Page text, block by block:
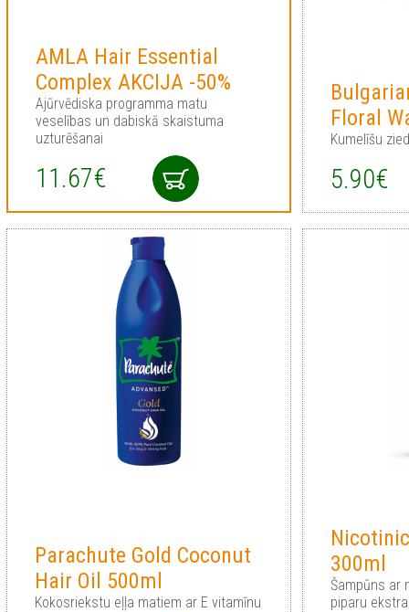
AMLA Hair Essential
Complex AKCIJA -50%
Ajūrvēdiska programma matu
veselības un dabiskā skaistuma
uzturēšanai
11.67€
Floral
Kumelīšu
5.90€
Parachute Gold Coconut
Hair Oil 500ml
Kokosriekstu eļļa matiem ar E vitamīnu
300ml
Šampūns ar
piparu